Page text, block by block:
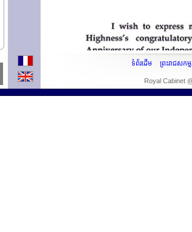
ទំព័រដើម ព្រះរាជសកម្
Royal Cabinet